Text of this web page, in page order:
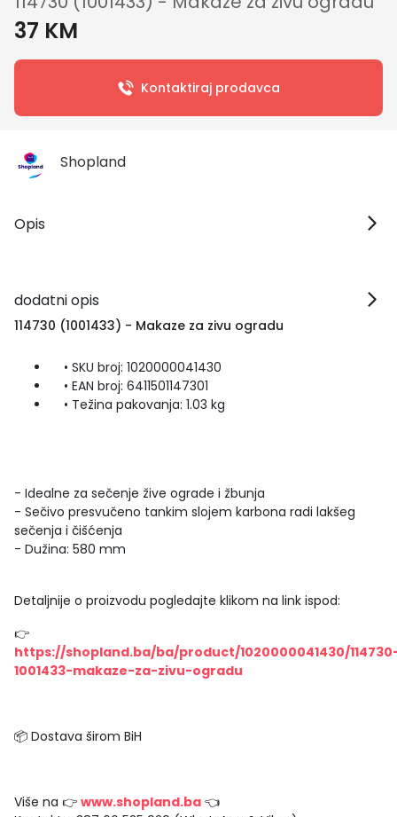
37 KM
Kontaktiraj prodavca
Shopland
Opis
dodatni opis
114730 (1001433) - Makaze za zivu ogradu
• SKU broj: 1020000041430
• EAN broj: 6411501147301
• Težina pakovanja: 1.03 kg
- Idealne za sečenje žive ograde i žbunja
- Sečivo presvučeno tankim slojem karbona radi lakšeg
sečenja i čišćenja
- Dužina: 580 mm
Detaljnije o proizvodu pogledajte klikom na link ispod:
👉
https://shopland.ba/ba/product/1020000041430/
1001433-makaze-za-zivu-ogradu
📦 Dostava širom BiH
Više na 👉 www.shopland.ba 👈